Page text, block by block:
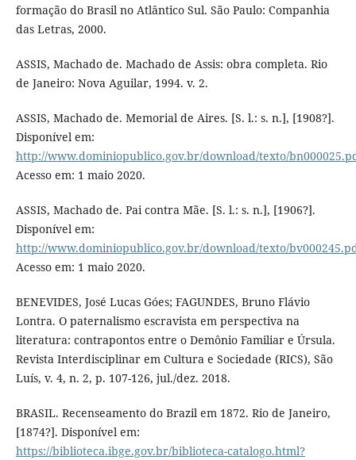
formação do Brasil no Atlântico Sul. São Paulo: Companhia
das Letras, 2000.
ASSIS, Machado de. Machado de Assis: obra completa. Rio
de Janeiro: Nova Aguilar, 1994. v. 2.
ASSIS, Machado de. Memorial de Aires. [S. l.: s. n.], [1908?].
Disponível em:
http://www.dominiopublico.gov.br/download/texto/
Acesso em: 1 maio 2020.
ASSIS, Machado de. Pai contra Mãe. [S. l.: s. n.], [1906?].
Disponível em:
http://www.dominiopublico.gov.br/download/texto/
Acesso em: 1 maio 2020.
BENEVIDES, José Lucas Góes; FAGUNDES, Bruno Flávio
Lontra. O paternalismo escravista em perspectiva na
literatura: contrapontos entre o Demônio Familiar e Úrsula.
Revista Interdisciplinar em Cultura e Sociedade (RICS), São
Luís, v. 4, n. 2, p. 107-126, jul./dez. 2018.
BRASIL. Recenseamento do Brazil em 1872. Rio de Janeiro,
[1874?]. Disponível em:
https://biblioteca.ibge.gov.br/biblioteca-catalogo.html?